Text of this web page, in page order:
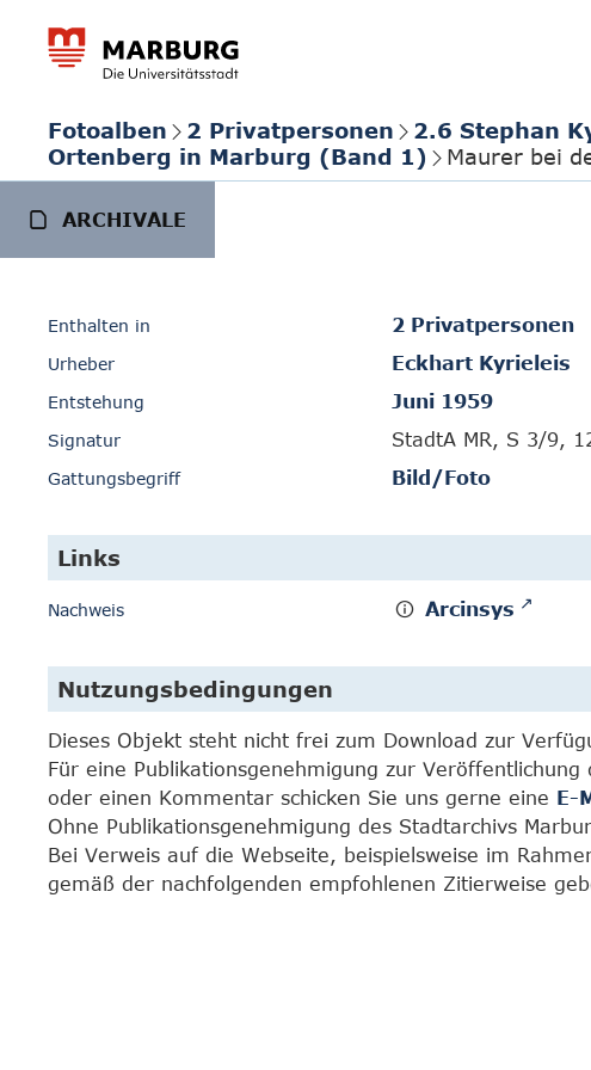
Fotoalben 2 Privatpersonen 2.6 Stephan
Ortenberg in Marburg (Band 1)
Maurer bei
ARCHIVALE
Enthalten in 2 Privatpersonen
Urheber Eckhart Kyrieleis
Entstehung Juni 1959
Signatur StadtA MR, S 3/9,
Gattungsbegriff Bild/Foto
Links
Nachweis Arcinsys
Nutzungsbedingungen
Dieses Objekt steht nicht frei zum Download zur
Für eine Publikationsgenehmigung zur
oder einen Kommentar schicken Sie uns gerne eine E-
Ohne Publikationsgenehmigung des Stadtarchivs
Bei Verweis auf die Webseite, beispielsweise im
gemäß der nachfolgenden empfohlenen Zitierweise